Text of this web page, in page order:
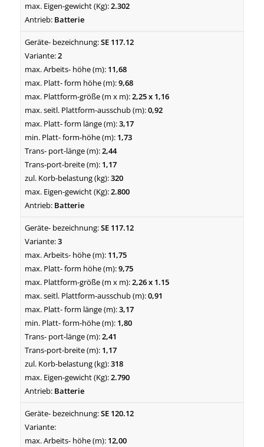
2.302
Batterie
SE 117.12
2
11,68
9,68
2,25 x 1,16
0,92
3,17
1,73
2,44
1,17
320
2.800
Batterie
SE 117.12
3
11,75
9,75
2,26 x 1.15
0,91
3,17
1,80
2,41
1,17
318
2.790
Batterie
SE 120.12
12,00